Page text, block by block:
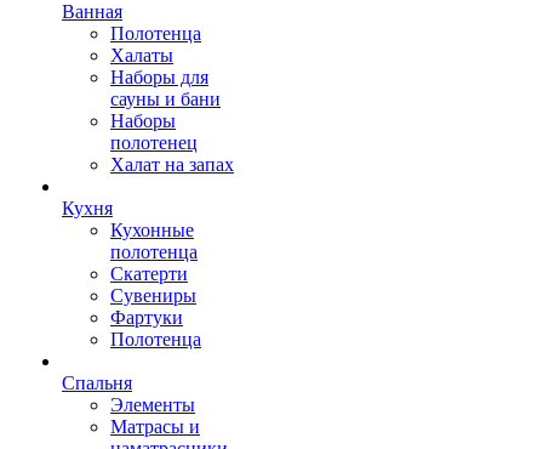
Ванная
Полотенца
Халаты
Наборы для
сауны и бани
Наборы
полотенец
Халат на запах
Кухня
Кухонные
полотенца
Скатерти
Сувениры
Фартуки
Полотенца
Спальня
Элементы
Матрасы и